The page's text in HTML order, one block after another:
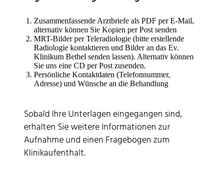
Zusammenfassende Arztbriefe als PDF per E-Mail,
alternativ können Sie Kopien per Post senden
MRT-Bilder per Teleradiologie (bitte erstellende
Radiologie kontaktieren und Bilder an das Ev.
Klinikum Bethel senden lassen). Alternativ können
Sie uns eine CD per Post zusenden.
Persönliche Kontaktdaten (Telefonnummer,
Adresse) und Wünsche an die Behandlung
Sobald Ihre Unterlagen eingegangen sind,
erhalten Sie weitere Informationen zur
Aufnahme und einen Fragebogen zum
Klinikaufenthalt.